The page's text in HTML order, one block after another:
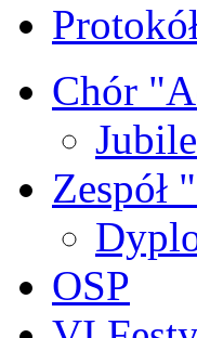
Chór
Zespół
OSP